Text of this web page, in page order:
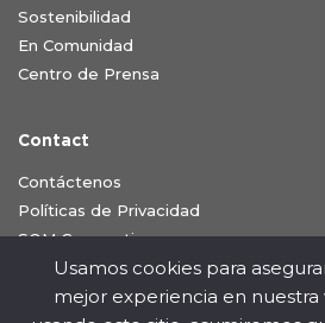
Sostenibilidad
En Comunidad
Centro de Prensa
Contact
Contáctenos
Políticas de Privacidad
SQM Corporativo
SÍGUENOS EN NUESTRA RED
Usamos cookies para
mejor experiencia en nuestra